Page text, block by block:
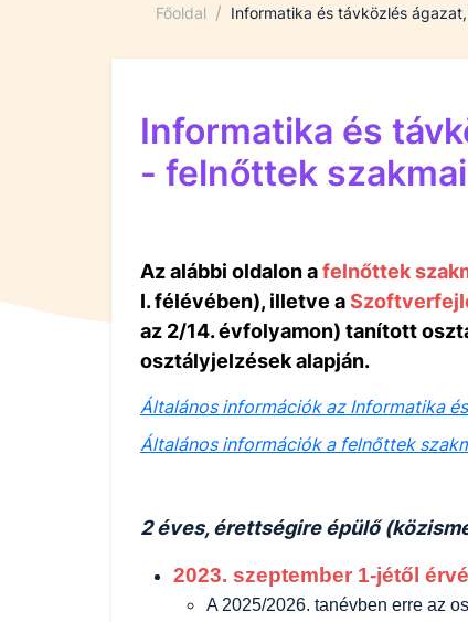
Főoldal / Informatika és távközlés
Informatika és
- felnőttek
Az alábbi oldalon afelnőttek
I. félévében), illetve a
az 2/14. évfolyamon) tanított
osztályjelzések alapján.
Általános információk az Informatika
Általános információk a felnőttek
2 éves, érettségire épülő
2023. szeptember 1-jétől
A 2025/2026. tanévben erre az